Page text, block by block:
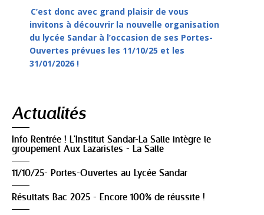
C’est donc avec grand plaisir de vous
invitons à découvrir la nouvelle organisation
du lycée Sandar à l’occasion de ses Portes-
Ouvertes prévues les 11/10/25 et les
31/01/2026 !
Actualités
Info Rentrée ! L'Institut Sandar-La Salle intègre le
groupement Aux Lazaristes - La Salle
11/10/25- Portes-Ouvertes au Lycée Sandar
Résultats Bac 2025 - Encore 100% de réussite !